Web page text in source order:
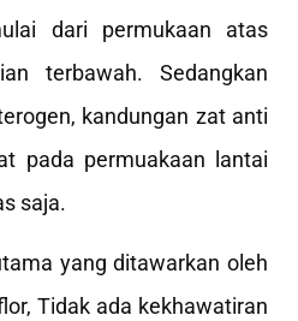
dari permukaan atas
terbawah. Sedangkan
kandungan zat anti
pada permuakaan lantai
saja.
yang ditawarkan oleh
Tidak ada kekhawatiran